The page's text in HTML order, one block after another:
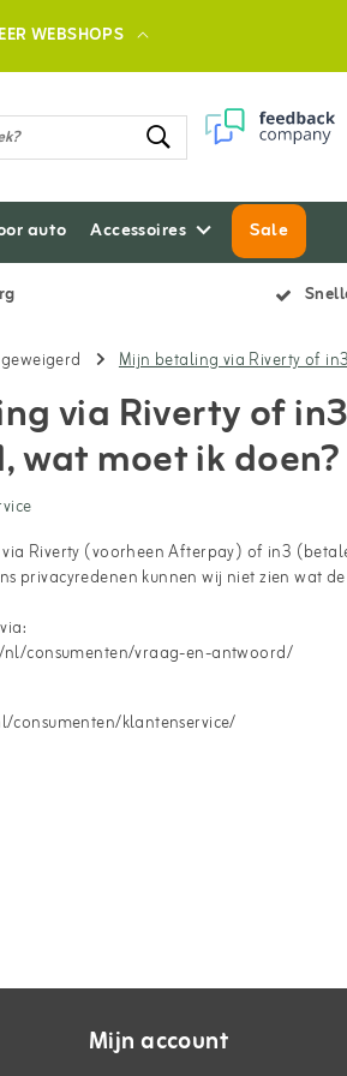
WEBSHOPS
auto Accessoires Sale
Mijn betaling via Riverty of
via Riverty of
wat moet ik doen?
Riverty (voorheen Afterpay) of in3
privacyredenen kunnen wij niet zien wat
consumenten/vraag-en-antwoord/
consumenten/klantenservice/
Mijn account